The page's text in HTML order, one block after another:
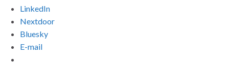
LinkedIn
Nextdoor
Bluesky
E-mail